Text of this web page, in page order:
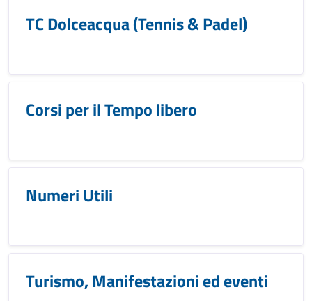
TC Dolceacqua (Tennis & Padel)
Corsi per il Tempo libero
Numeri Utili
Turismo, Manifestazioni ed eventi